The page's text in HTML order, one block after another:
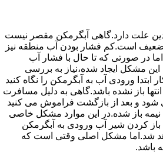
علت دارد.گاهی آبگرمکن مقصر نیست
است.کم فشار بودن آب منطقه نیز
در صورتی که تا حال با فشار آب
مشکل ایجاد شده،نیاز به بررسی
ابتدا ورودی آب به آبگرمکن را نگاه کنید
باز نشده باشد.گاهی به دلیل مسافرت
شود و بعد از بازگشت فراموش می کنید
نیمه باز شده.در این موارد مشکل خاصی
باز کردن شیر آب ورودی به آبگرمکن
شد.اما مشکل اصلی وقتی است که
باشد.